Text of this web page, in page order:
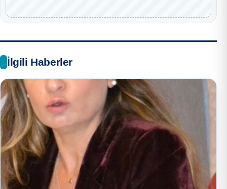
İlgili Haberler